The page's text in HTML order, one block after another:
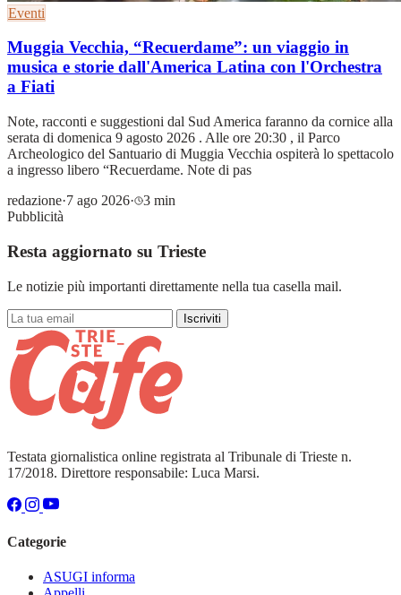
Eventi
Muggia Vecchia, “Recuerdame”: un viaggio in
musica e storie dall'America Latina con l'Orchestra
a Fiati
Note, racconti e suggestioni dal Sud America faranno da cornice alla
serata di domenica 9 agosto 2026 . Alle ore 20:30 , il Parco
Archeologico del Santuario di Muggia Vecchia ospiterà lo spettacolo
a ingresso libero “Recuerdame. Note di pas
redazione·7 ago 2026·
3 min
Pubblicità
Resta aggiornato su Trieste
Le notizie più importanti direttamente nella tua casella mail.
Iscriviti
Testata giornalistica online registrata al Tribunale di Trieste n.
17/2018. Direttore responsabile: Luca Marsi.
Categorie
ASUGI informa